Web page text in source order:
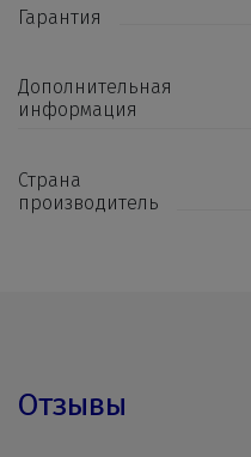
Гарантия
Дополнительная
информация
Страна
производитель
Отзывы